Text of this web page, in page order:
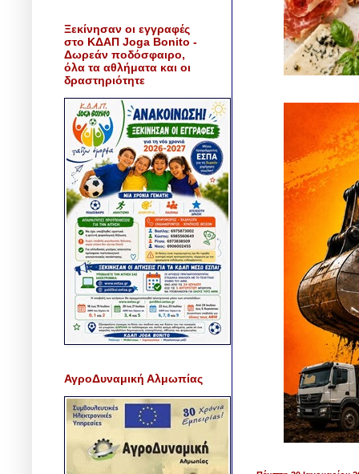
Ξεκίνησαν οι εγγραφές
στο ΚΔΑΠ Joga Bonito -
Δωρεάν ποδόσφαιρο,
όλα τα αθλήματα και οι
δραστηριότητε
ΑγροΔυναμική Αλμωπίας